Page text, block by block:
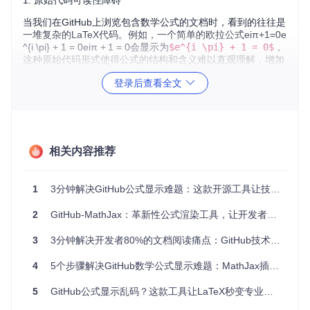
当我们在GitHub上浏览包含数学公式的文档时，看到的往往是
一堆复杂的LaTeX代码。例如，一个简单的欧拉公式eiπ+1=0e
^{i \pi} + 1 = 0eiπ + 1 = 0会显示为$e^{i \pi} + 1 = 0$ ，
这种原始代码形式使得公式的结构和含义难以直观理解，增加
2. 学术内容传播受阻
读，影响了知识的传递和交流。
式。当公式以原始代码形式呈现时，不仅显得文档不够专业，
性和可信度。
解决方案：GitHub MathJax插件的技术原理
GitHub MathJax插件通过在浏览器端集成MathJax库，实现了
登录后查看全文
相关内容推荐
1 3分钟解决GitHub公式显示难题：这款开源工具让技术文档阅读体验飙升
2 GitHub-MathJax：革新性公式渲染工具，让开发者告别LaTeX代码混乱
3 3分钟解决开发者80%的文档阅读痛点：GitHub技术文档优化工具全解析
4 5个步骤解决GitHub数学公式显示难题：MathJax插件解决方案
5 GitHub公式显示乱码？这款工具让LaTeX秒变专业数学公式